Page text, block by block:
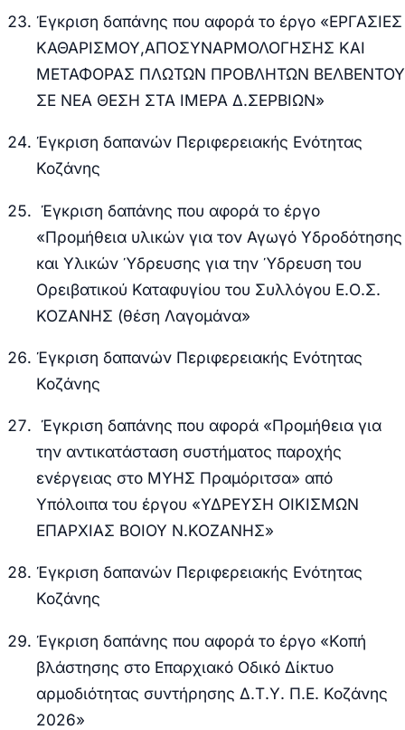
Έγκριση δαπάνης που αφορά το έργο «ΕΡΓΑΣΙΕΣ
ΚΑΘΑΡΙΣΜΟΥ,ΑΠΟΣΥΝΑΡΜΟΛΟΓΗΣΗΣ ΚΑΙ
ΜΕΤΑΦΟΡΑΣ ΠΛΩΤΩΝ ΠΡΟΒΛΗΤΩΝ ΒΕΛΒΕΝΤΟΥ
ΣΕ ΝΕΑ ΘΕΣΗ ΣΤΑ ΙΜΕΡΑ Δ.ΣΕΡΒΙΩΝ»
Έγκριση δαπανών Περιφερειακής Ενότητας
Κοζάνης
Έγκριση δαπάνης που αφορά το έργο
«Προμήθεια υλικών για τον Αγωγό Υδροδότησης
και Υλικών Ύδρευσης για την Ύδρευση του
Ορειβατικού Καταφυγίου του Συλλόγου Ε.Ο.Σ.
ΚΟΖΑΝΗΣ (θέση Λαγομάνα»
Έγκριση δαπανών Περιφερειακής Ενότητας
Κοζάνης
Έγκριση δαπάνης που αφορά «Προμήθεια για
την αντικατάσταση συστήματος παροχής
ενέργειας στο ΜΥΗΣ Πραμόριτσα» από
Υπόλοιπα του έργου «ΥΔΡΕΥΣΗ ΟΙΚΙΣΜΩΝ
ΕΠΑΡΧΙΑΣ ΒΟΙΟΥ Ν.ΚΟΖΑΝΗΣ»
Έγκριση δαπανών Περιφερειακής Ενότητας
Κοζάνης
Έγκριση δαπάνης που αφορά το έργο «Κοπή
βλάστησης στο Επαρχιακό Οδικό Δίκτυο
αρμοδιότητας συντήρησης Δ.Τ.Υ. Π.Ε. Κοζάνης
2026»